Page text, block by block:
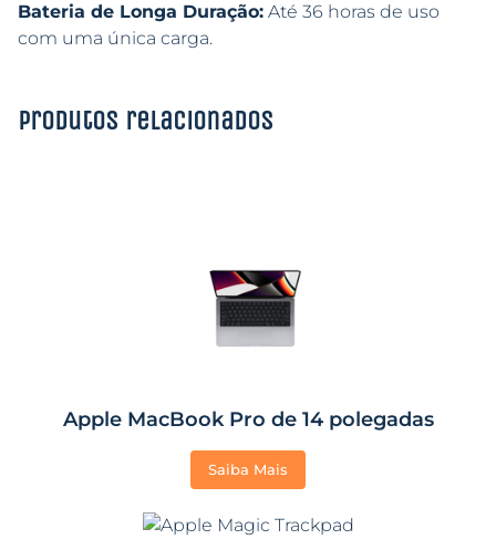
Bateria de Longa Duração: Até 36 horas de uso
com uma única carga.
Produtos relacionados
Apple MacBook Pro de 14 polegadas
Saiba Mais